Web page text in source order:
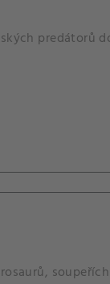
predátorů